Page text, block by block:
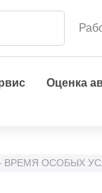
Оценка
ВРЕМЯ ОСОБЫХ